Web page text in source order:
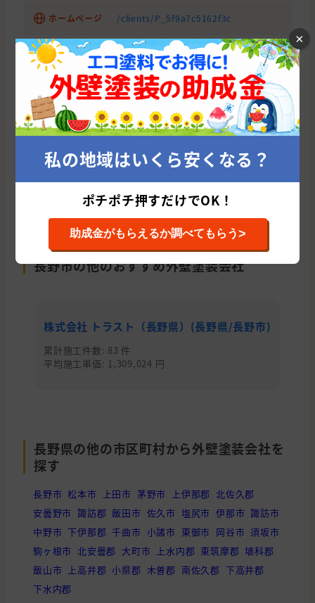
ホームページ /clients/P_5f9a7c5162f3c
とりあえず、外壁塗装の適正価格診断から始
めてみませんか？
装業者を紹介！
今すぐ適正相場をチェックする
長野市の他のおすすめ外壁塗装会社
株式会社 トラスト（長野県）(長野県/長野市)
累計施工件数: 83 件
平均施工単価: 1,309,024 円
長野県の他の市区町村から外壁塗装会社を
探す
長野市 松本市 上田市 茅野市 上伊那郡 北佐久郡
安曇野市 諏訪郡 飯田市 佐久市 塩尻市 伊那市 諏訪市
中野市 下伊那郡 千曲市 小諸市 東御市 岡谷市 須坂市
駒ヶ根市 北安曇郡 大町市 上水内郡 東筑摩郡 埴科郡
飯山市
上高井郡 小県郡 木曽郡 南佐久郡 下高井郡
下水内郡
×
私の地域はいくら安くなる？
ポチポチ押すだけでOK！
助成金がもらえるか調べてもらう>